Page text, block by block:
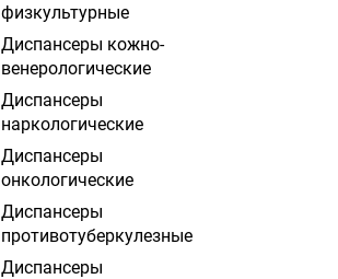
физкультурные
Диспансеры кожно-
венерологические
Диспансеры
наркологические
Диспансеры
онкологические
Диспансеры
противотуберкулезные
Диспансеры